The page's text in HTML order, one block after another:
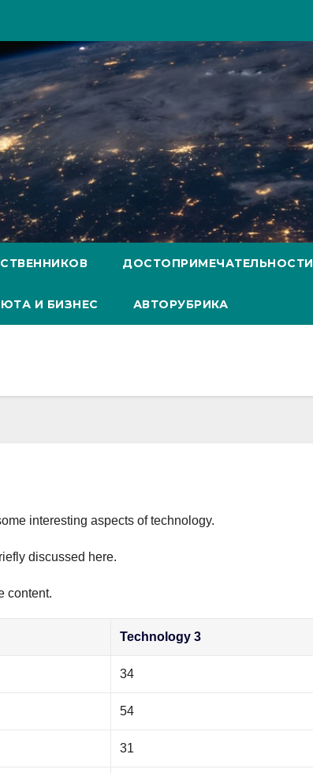
ДОСТОПРИМЕЧАТЕЛЬНОСТИ
И БИЗНЕС АВТОРУБРИКА
interesting aspects of technology.
discussed here.
content.
Technology 3
34
54
31